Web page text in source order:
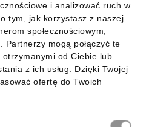
i analizować ruch w
tym, jak korzystasz z naszej
społecznościowym,
Partnerzy mogą połączyć te
od Ciebie lub
z ich usług. Dzięki Twojej
ofertę do Twoich
aplikację mobilną: